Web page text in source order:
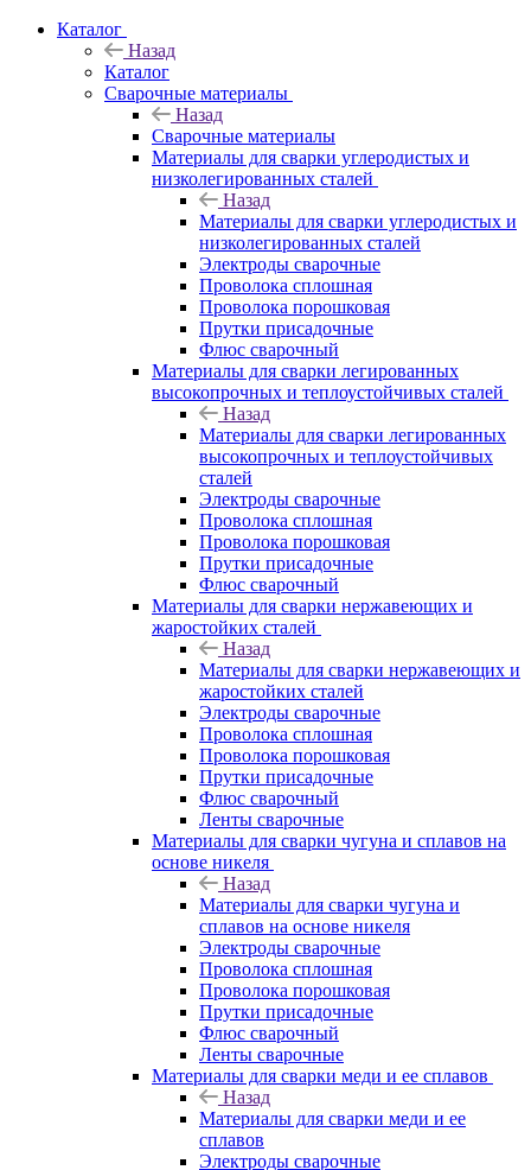
Каталог
Назад
Каталог
Сварочные материалы
Назад
Сварочные материалы
Материалы для сварки углеродистых и
низколегированных сталей
Назад
Материалы для сварки углеродистых и
низколегированных сталей
Электроды сварочные
Проволока сплошная
Проволока порошковая
Прутки присадочные
Флюс сварочный
Материалы для сварки легированных
высокопрочных и теплоустойчивых сталей
Назад
Материалы для сварки легированных
высокопрочных и теплоустойчивых
сталей
Электроды сварочные
Проволока сплошная
Проволока порошковая
Прутки присадочные
Флюс сварочный
Материалы для сварки нержавеющих и
жаростойких сталей
Назад
Материалы для сварки нержавеющих и
жаростойких сталей
Электроды сварочные
Проволока сплошная
Проволока порошковая
Прутки присадочные
Флюс сварочный
Ленты сварочные
Материалы для сварки чугуна и сплавов на
основе никеля
Назад
Материалы для сварки чугуна и
сплавов на основе никеля
Электроды сварочные
Проволока сплошная
Проволока порошковая
Прутки присадочные
Флюс сварочный
Ленты сварочные
Материалы для сварки меди и ее сплавов
Назад
Материалы для сварки меди и ее
сплавов
Электроды сварочные